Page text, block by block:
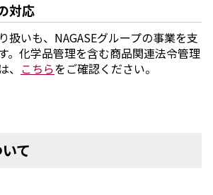
対応
扱いも、NAGASEグループの事業を支
。化学品管理を含む商品関連法令管理
こちらをご確認ください。
て